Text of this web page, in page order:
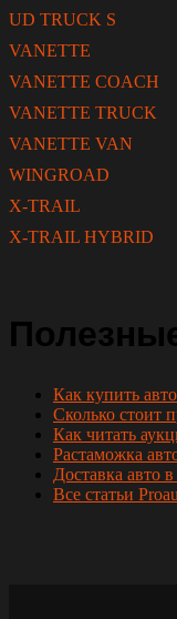
UD TRUCK S
VANETTE
VANETTE COACH
VANETTE TRUCK
VANETTE VAN
WINGROAD
X-TRAIL
X-TRAIL HYBRID
Как купить
Сколько стоит
Как читать
Растаможка
Доставка авто
Все статьи